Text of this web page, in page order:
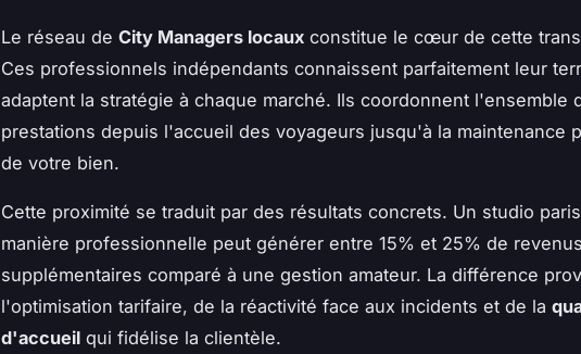
Le réseau de City Managers locaux constitue le cœur de cette
Ces professionnels indépendants connaissent parfaitement leur
adaptent la stratégie à chaque marché. Ils coordonnent l'ensemble
prestations depuis l'accueil des voyageurs jusqu'à la maintenance
de votre bien.
Cette proximité se traduit par des résultats concrets. Un studio
manière professionnelle peut générer entre 15% et 25% de revenus
supplémentaires comparé à une gestion amateur. La différence
l'optimisation tarifaire, de la réactivité face aux incidents et de la
d'accueil qui fidélise la clientèle.